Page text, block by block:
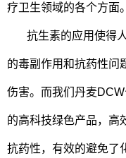
疗卫生领域的各个方面。
抗生素的应用使得
的毒副作用和抗药性问
伤害。而我们丹麦
的高科技绿色产品，高
抗药性，有效的避免了